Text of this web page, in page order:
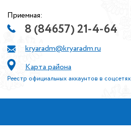
Приемная:
8 (84657) 21-4-64
kryaradm@kryaradm.ru
Карта района
Реестр официальных аккаунтов в соцсетях